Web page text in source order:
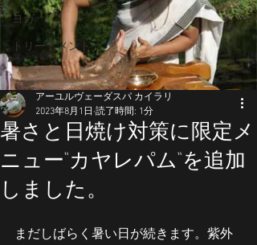
ヨガ
トリートメント
暑さと日焼け対策に限定メ
ニュー“カヤレパム“を追加
しました。
アーユルヴェーダスパ カイラリ
2023年8月1日 読了時間: 1分
まだしばらく暑い日が続きます。紫外